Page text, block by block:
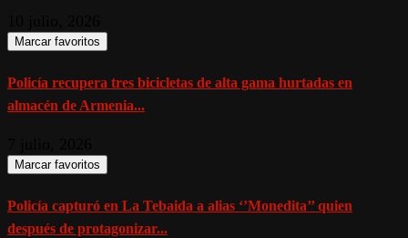
Marcar favoritos
Policía recupera tres bicicletas de alta gama hurtadas en
almacén de Armenia...
Marcar favoritos
Policía capturó en La Tebaida a alias ‘’Monedita’’ quien
después de protagonizar...